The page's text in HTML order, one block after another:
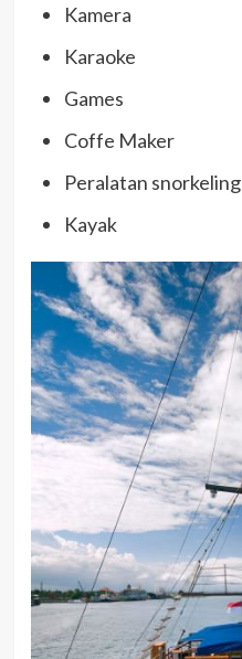
Kamera
Karaoke
Games
Coffe Maker
Peralatan snorkeling
Kayak